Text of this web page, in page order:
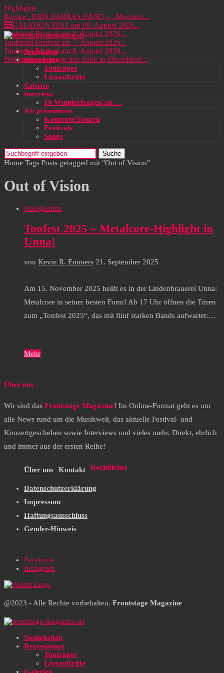
Highlights
Review: KRIS BARRAS BAND – „Monsters...
ESCALATION FEST am 08. August 2026...
Taubertal Festival am 8. August 2026...
Taubertal Festival am 7. August 2026...
Taubertal Festival am 6. August 2026...
Wolfmother bringen das Zakk in Düsseldorf...
Neuigkeiten
Rezensionen
Tonträger
Liveauftritte
Galerien
Interviews
10 Wunderfragen an …
Wir präsentieren
Konzerte/Touren
Festivals
Songs
Suche
Home Tags Posts getagged mit "Out of Vision"
Out of Vision
Neuigkeiten
Tonfest 2025 – Metalcore-Highlight in
Unna!
von Kevin R. Emmers 21. September 2025
Am 15. November 2025 heißt es in der Lindenbrauerei Unna:
Metalcore in seiner besten Form! Ab 17 Uhr öffnen die Türen
zum „Tonfest 2025“, das mit fünf starken Bands aufwartet:…
Mehr
Über uns
Wir sind das Frontstage Magazine! Im Online-Format geht es um
alle News rund um die Musikwelt, das aktuelle Festival- und
Konzertgeschehen sowie Interviews und vieles mehr. Direkt, ehrlich
und immer aus der ersten Reihe!
Über uns Kontakt Rechtliches
Datenschutzerklärung
Impressum
Haftungsausschluss
Gender-Hinweis
Facebook
Instagram
@2023 - Alle Rechte vorbehalten. Frontstage Magazine
Neuigkeiten
Rezensionen
Tonträger
Liveauftritte